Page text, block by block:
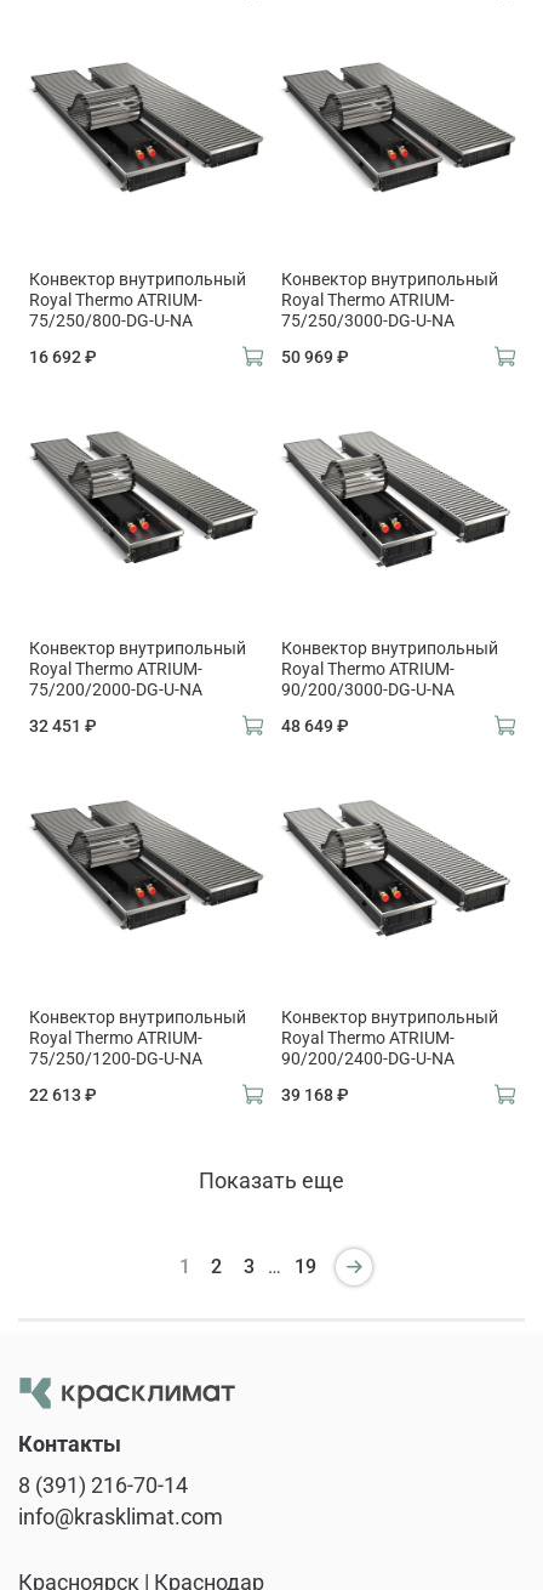
Конвектор внутрипольный
Royal Thermo ATRIUM-
75/250/800-DG-U-NA
16 692 ₽
Конвектор внутрипольный
Royal Thermo ATRIUM-
75/250/3000-DG-U-NA
50 969 ₽
Конвектор внутрипольный
Royal Thermo ATRIUM-
75/200/2000-DG-U-NA
32 451 ₽
Конвектор внутрипольный
Royal Thermo ATRIUM-
90/200/3000-DG-U-NA
48 649 ₽
Конвектор внутрипольный
Royal Thermo ATRIUM-
75/250/1200-DG-U-NA
22 613 ₽
Конвектор внутрипольный
Royal Thermo ATRIUM-
90/200/2400-DG-U-NA
39 168 ₽
Показать еще
1 2 3 … 19
Контакты
8 (391) 216-70-14
info@krasklimat.com
Красноярск | Краснодар